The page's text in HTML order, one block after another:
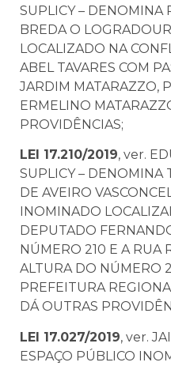
SUPLICY – DENOMINA
BREDA O
LOCALIZADO NA
ABEL TAVARES COM
JARDIM MATARAZZO,
ERMELINO
PROVIDÊNCIAS;
LEI 17.210/2019, ver.
SUPLICY – DENOMINA
DE AVEIRO
INOMINADO
DEPUTADO
NÚMERO 210 E A RUA
ALTURA DO NÚMERO
PREFEITURA
DÁ OUTRAS
LEI 17.027/2019, ver.
ESPAÇO PÚBLICO